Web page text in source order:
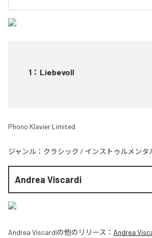
1 ： Liebevoll
Phono Klavier Limited
ジャンル： クラシック / インストゥルメンタ
Andrea Viscardi
Andrea Viscardiの他のリリース： Andrea